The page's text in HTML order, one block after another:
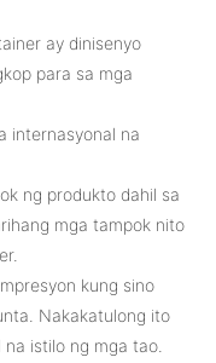
ay dinisenyo
para sa mga
internasyonal na
ng produkto dahil sa
mga tampok nito
kung sino
Nakakatulong ito
istilo ng mga tao.